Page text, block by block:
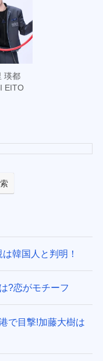
瑛都
EITO
韓国人と判明！
?恋がモチーフ
で目撃!加藤大樹は